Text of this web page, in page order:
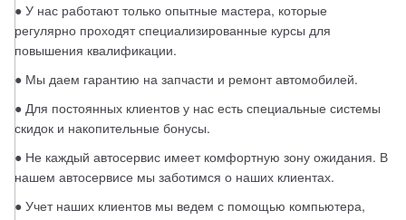
● У нас работают только опытные мастера, которые
регулярно проходят специализированные курсы для
повышения квалификации.
● Мы даем гарантию на запчасти и ремонт автомобилей.
● Для постоянных клиентов у нас есть специальные системы
скидок и накопительные бонусы.
● Не каждый автосервис имеет комфортную зону ожидания. В
нашем автосервисе мы заботимся о наших клиентах.
● Учет наших клиентов мы ведем с помощью компьютера,